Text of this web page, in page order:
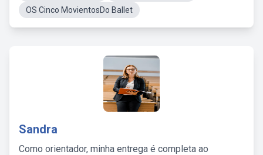
OS Cinco MovientosDo Ballet
Sandra
Como orientador, minha entrega é completa ao